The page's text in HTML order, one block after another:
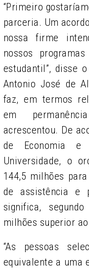
“Primeiro
parceria. Um
nossa firme
nossos
estudantil”, disse
Antonio José de
faz, em termos
em
acrescentou. De
de Economia e
Universidade, o
144,5 milhões
de assistência e
significa,
milhões superior
“As pessoas
equivalente a uma